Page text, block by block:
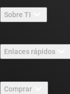
Sobre TI
Carreras
Sala de
Enlaces rápidos
Comprar